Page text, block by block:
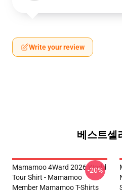
Write your review
베스트셀
Mamamoo 4Ward 2026 World
Tour Shirt - Mamamoo
Member Mamamoo T-Shirts
-20%